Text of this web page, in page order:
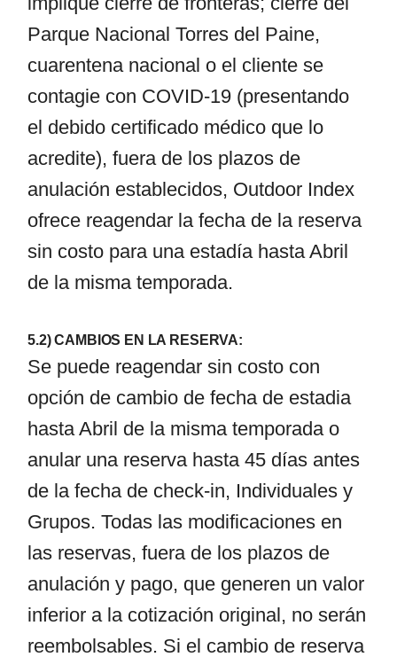
Parque Nacional Torres del Paine,
cuarentena nacional o el cliente se
contagie con COVID-19 (presentando
el debido certificado médico que lo
acredite), fuera de los plazos de
anulación establecidos, Outdoor Index
ofrece reagendar la fecha de la reserva
sin costo para una estadía hasta Abril
de la misma temporada.
5.2) CAMBIOS EN LA RESERVA:
Se puede reagendar sin costo con
opción de cambio de fecha de estadia
hasta Abril de la misma temporada o
anular una reserva hasta 45 días antes
de la fecha de check-in, Individuales y
Grupos. Todas las modificaciones en
las reservas, fuera de los plazos de
anulación y pago, que generen un valor
inferior a la cotización original, no serán
reembolsables. Si el cambio de reserva